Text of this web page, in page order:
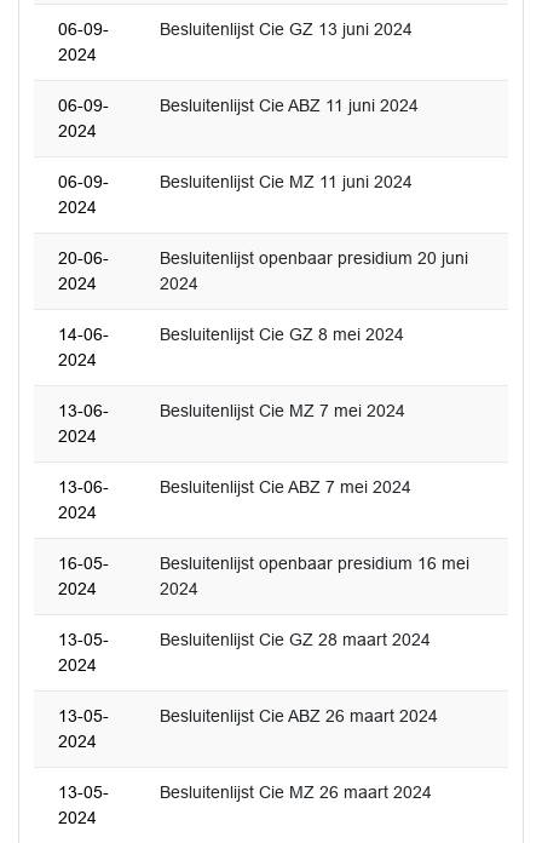
06-09-
2024
Besluitenlijst Cie GZ 13 juni 2024
06-09-
2024
Besluitenlijst Cie ABZ 11 juni 2024
06-09-
2024
Besluitenlijst Cie MZ 11 juni 2024
20-06-
2024
Besluitenlijst openbaar presidium 20 juni
2024
14-06-
2024
Besluitenlijst Cie GZ 8 mei 2024
13-06-
2024
Besluitenlijst Cie MZ 7 mei 2024
13-06-
2024
Besluitenlijst Cie ABZ 7 mei 2024
16-05-
2024
Besluitenlijst openbaar presidium 16 mei
2024
13-05-
2024
Besluitenlijst Cie GZ 28 maart 2024
13-05-
2024
Besluitenlijst Cie ABZ 26 maart 2024
13-05-
2024
Besluitenlijst Cie MZ 26 maart 2024